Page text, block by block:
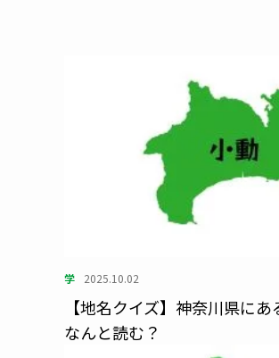
学 2025.10.02
【地名クイズ】神奈川県に
なんと読む？